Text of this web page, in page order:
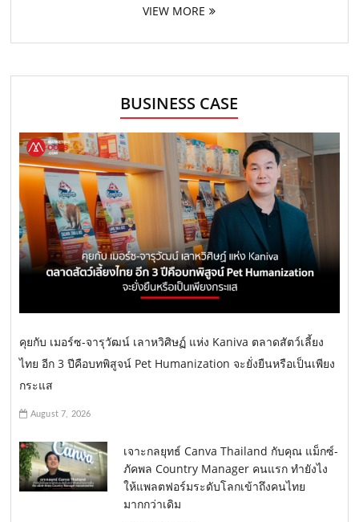
VIEW MORE
BUSINESS CASE
คุยกับ เมอร์ซ-จารุวัฒน์ เลาหวิศิษฏ์ แห่ง Kaniva ตลาดสัตว์เลี้ยง
ไทย อีก 3 ปีคือบทพิสูจน์ Pet Humanization จะยั่งยืนหรือเป็นเพียง
กระแส
August 7, 2026
เจาะกลยุทธ์ Canva Thailand กับคุณ แม็กซ์-
ภัคพล Country Manager คนแรก ทำยังไง
ให้แพลตฟอร์มระดับโลกเข้าถึงคนไทย
มากกว่าเดิม